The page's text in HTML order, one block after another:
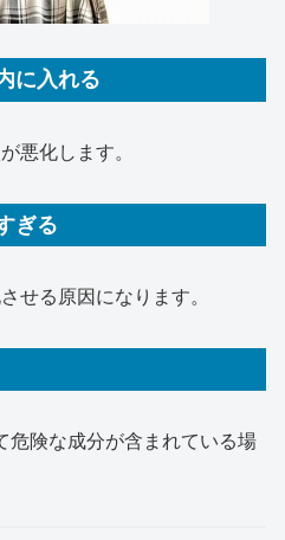
に入れる
悪化します。
ぎる
せる原因になります。
危険な成分が含まれている場